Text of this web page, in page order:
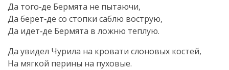
Да того‑де Бермята не пытаючи,
Да берет‑де со стопки саблю вострую,
Да идет‑де Бермята в ложню теплую.
Да увидел Чурила на кровати слоновых костей,
На мягкой перины на пуховые.